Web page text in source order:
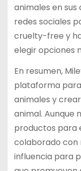
animales en sus
redes sociales
cruelty-free y
elegir opciones
En resumen,
plataforma
animales y
animal. Aunque
productos para
colaborado con
influencia para